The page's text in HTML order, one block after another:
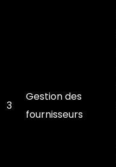
3
Gestion des
fournisseurs